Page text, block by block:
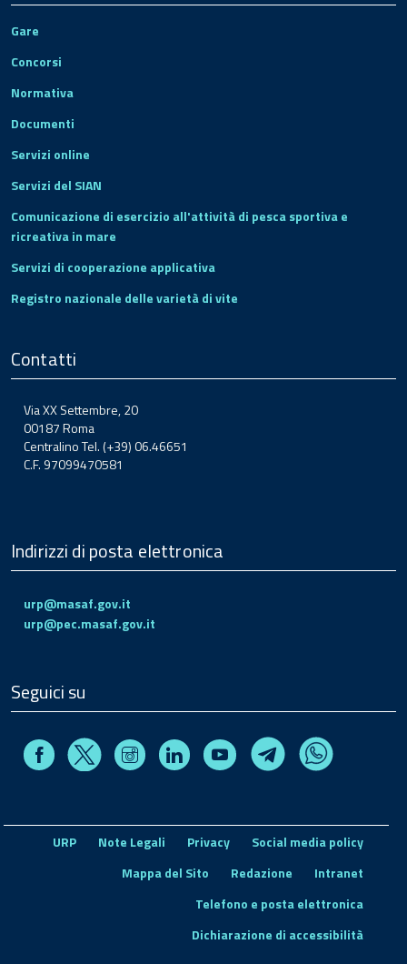
Gare
Concorsi
Normativa
Documenti
Servizi online
Servizi del SIAN
Comunicazione di esercizio all'attività di pesca sportiva e
ricreativa in mare
Servizi di cooperazione applicativa
Registro nazionale delle varietà di vite
Contatti
Via XX Settembre, 20
00187 Roma
Centralino Tel. (+39) 06.46651
C.F. 97099470581
Indirizzi di posta elettronica
urp@masaf.gov.it
urp@pec.masaf.gov.it
Seguici su
FacebookX InstagramLinkedin Youtube TelegramWhatsapp
URP Note Legali Privacy
Social media policy
Mappa del Sito
Redazione
Intranet
Telefono e posta elettronica
Dichiarazione di accessibilità